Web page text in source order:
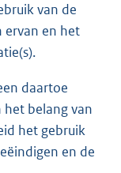
van de
ervan en het
daartoe
belang van
het gebruik
en de